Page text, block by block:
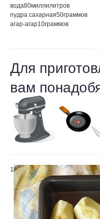
вода80миллилитров
пудра сахарная50граммов
агар-агар10граммов
Для
вам
1